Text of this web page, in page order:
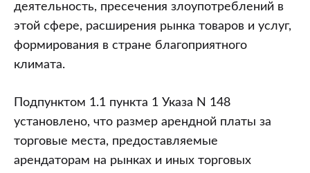
деятельность, пресечения злоупотреблений в
этой сфере, расширения рынка товаров и услуг,
формирования в стране благоприятного
климата.
Подпунктом 1.1 пункта 1 Указа N 148
установлено, что размер арендной платы за
торговые места, предоставляемые
арендаторам на рынках и иных торговых